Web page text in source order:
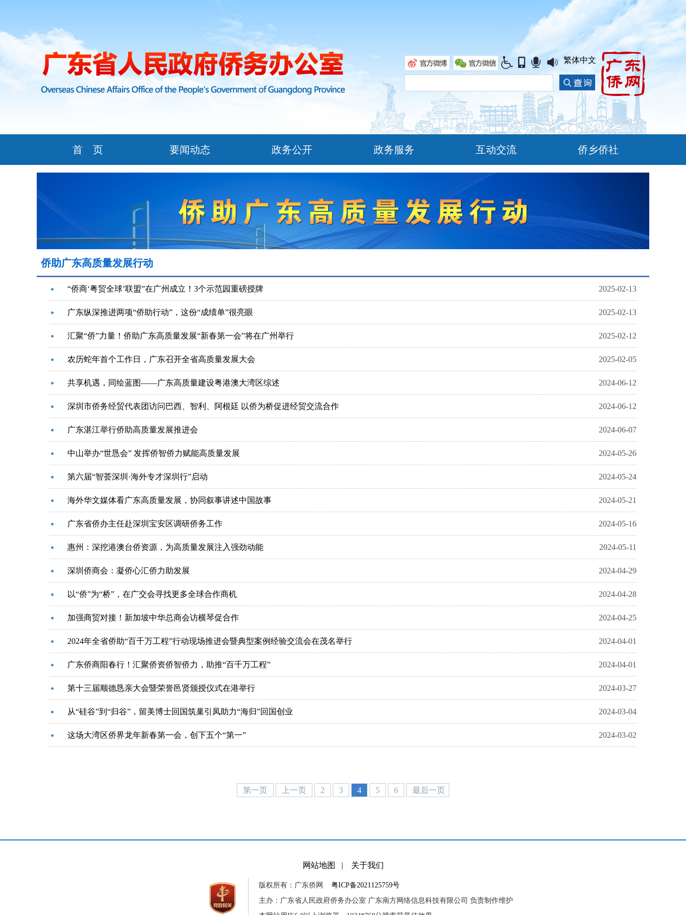
繁体中文
首 页 要闻动态 政务公开 政务服务 互动交流 侨乡侨社
侨助广东高质量发展行动
“侨商‘粤贸全球’联盟”在广州成立！3个示范园重磅授牌 2025-02-13
广东纵深推进两项“侨助行动”，这份“成绩单”很亮眼 2025-02-13
汇聚“侨”力量！侨助广东高质量发展“新春第一会”将在广州举行 2025-02-12
农历蛇年首个工作日，广东召开全省高质量发展大会 2025-02-05
共享机遇，同绘蓝图——广东高质量建设粤港澳大湾区综述 2024-06-12
深圳市侨务经贸代表团访问巴西、智利、阿根廷 以侨为桥促进经贸交流合作 2024-06-12
广东湛江举行侨助高质量发展推进会 2024-06-07
中山举办“世恳会” 发挥侨智侨力赋能高质量发展 2024-05-26
第六届“智荟深圳·海外专才深圳行”启动 2024-05-24
海外华文媒体看广东高质量发展，协同叙事讲述中国故事 2024-05-21
广东省侨办主任赴深圳宝安区调研侨务工作 2024-05-16
惠州：深挖港澳台侨资源，为高质量发展注入强劲动能 2024-05-11
深圳侨商会：凝侨心汇侨力助发展 2024-04-29
以“侨”为“桥”，在广交会寻找更多全球合作商机 2024-04-28
加强商贸对接！新加坡中华总商会访横琴促合作 2024-04-25
2024年全省侨助“百千万工程”行动现场推进会暨典型案例经验交流会在茂名举行 2024-04-01
广东侨商阳春行！汇聚侨资侨智侨力，助推“百千万工程” 2024-04-01
第十三届顺德恳亲大会暨荣誉邑贤颁授仪式在港举行 2024-03-27
从“硅谷”到“归谷”，留美博士回国筑巢引凤助力“海归”回国创业 2024-03-04
这场大湾区侨界龙年新春第一会，创下五个“第一” 2024-03-02
第一页 上一页 2 3 4 5 6 最后一页
网站地图 | 关于我们
版权所有：广东侨网 粤ICP备2021125759号
主办：广东省人民政府侨务办公室 广东南方网络信息科技有限公司 负责制作维护